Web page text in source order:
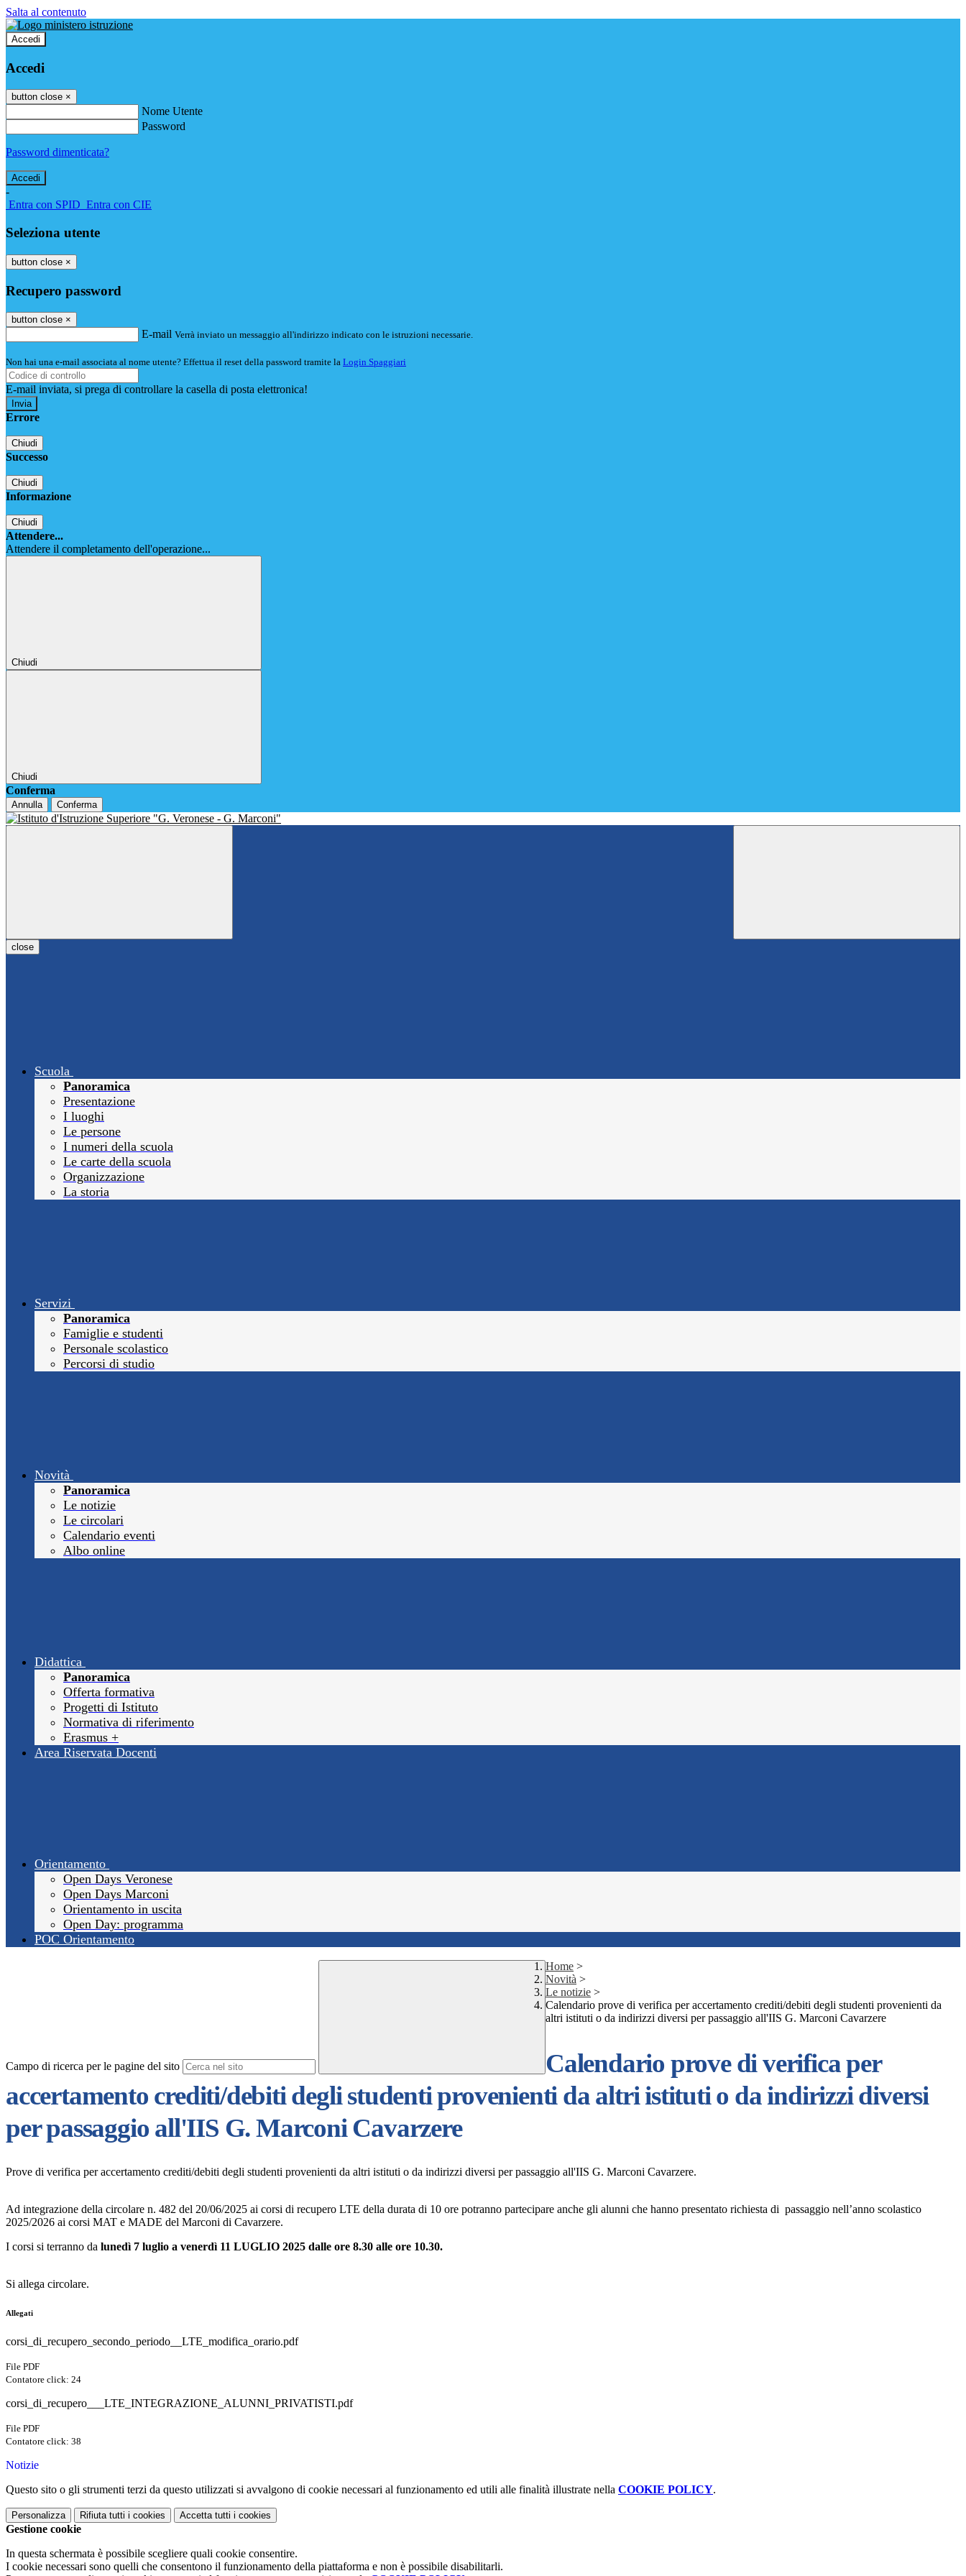
Salta al contenuto
Accedi
Accedi
button close ×
Nome Utente
Password
Password dimenticata?
-
Entra con SPID Entra con CIE
Seleziona utente
button close ×
Recupero password
button close ×
E-mail Verrà inviato un messaggio all'indirizzo indicato con le istruzioni necessarie.
Non hai una e-mail associata al nome utente? Effettua il reset della password tramite la Login Spaggiari
E-mail inviata, si prega di controllare la casella di posta elettronica!
Errore
Chiudi
Successo
Chiudi
Informazione
Chiudi
Attendere...
Attendere il completamento dell'operazione...
Chiudi
Chiudi
Conferma
Annulla Conferma
close
Scuola
Panoramica
Presentazione
I luoghi
Le persone
I numeri della scuola
Le carte della scuola
Organizzazione
La storia
Servizi
Panoramica
Famiglie e studenti
Personale scolastico
Percorsi di studio
Novità
Panoramica
Le notizie
Le circolari
Calendario eventi
Albo online
Didattica
Panoramica
Offerta formativa
Progetti di Istituto
Normativa di riferimento
Erasmus +
Area Riservata Docenti
Orientamento
Open Days Veronese
Open Days Marconi
Orientamento in uscita
Open Day: programma
POC Orientamento
Campo di ricerca per le pagine del sito
Home >
Novità >
Le notizie >
Calendario prove di verifica per accertamento crediti/debiti degli studenti provenienti da
altri istituti o da indirizzi diversi per passaggio all'IIS G. Marconi Cavarzere
Calendario prove di verifica per
accertamento crediti/debiti degli studenti provenienti da altri istituti o da indirizzi diversi
per passaggio all'IIS G. Marconi Cavarzere
Prove di verifica per accertamento crediti/debiti degli studenti provenienti da altri istituti o da indirizzi diversi per passaggio all'IIS G. Marconi Cavarzere.
Ad integrazione della circolare n. 482 del 20/06/2025 ai corsi di recupero LTE della durata di 10 ore potranno partecipare anche gli alunni che hanno presentato richiesta di passaggio nell’anno scolastico
2025/2026 ai corsi MAT e MADE del Marconi di Cavarzere.
I corsi si terranno da lunedì 7 luglio a venerdì 11 LUGLIO 2025 dalle ore 8.30 alle ore 10.30.
Si allega circolare.
Allegati
corsi_di_recupero_secondo_periodo__LTE_modifica_orario.pdf
File PDF
Contatore click: 24
corsi_di_recupero___LTE_INTEGRAZIONE_ALUNNI_PRIVATISTI.pdf
File PDF
Contatore click: 38
Notizie
Questo sito o gli strumenti terzi da questo utilizzati si avvalgono di cookie necessari al funzionamento ed utili alle finalità illustrate nella COOKIE POLICY.
Personalizza Rifiuta tutti i cookies Accetta tutti i cookies
Gestione cookie
In questa schermata è possibile scegliere quali cookie consentire.
I cookie necessari sono quelli che consentono il funzionamento della piattaforma e non è possibile disabilitarli.